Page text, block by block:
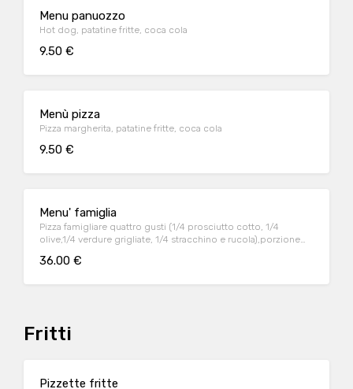
Menu panuozzo
Hot dog, patatine fritte, coca cola
9.50 €
Menù pizza
Pizza margherita, patatine fritte, coca cola
9.50 €
Menu' famiglia
Pizza famigliare quattro gusti (1/4 prosciutto cotto, 1/4
olive,1/4 verdure grigliate, 1/4 stracchino e rucola),porzione
36.00 €
Fritti
Pizzette fritte